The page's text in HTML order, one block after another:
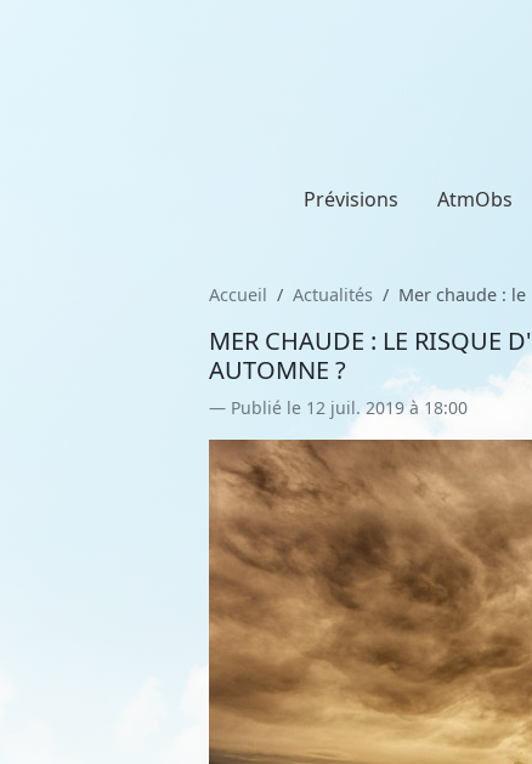
Prévisions AtmObs
Accueil Actualités Mer chaude :
MER CHAUDE : LE RISQUE
AUTOMNE ?
Publié le 12 juil. 2019 à 18:00